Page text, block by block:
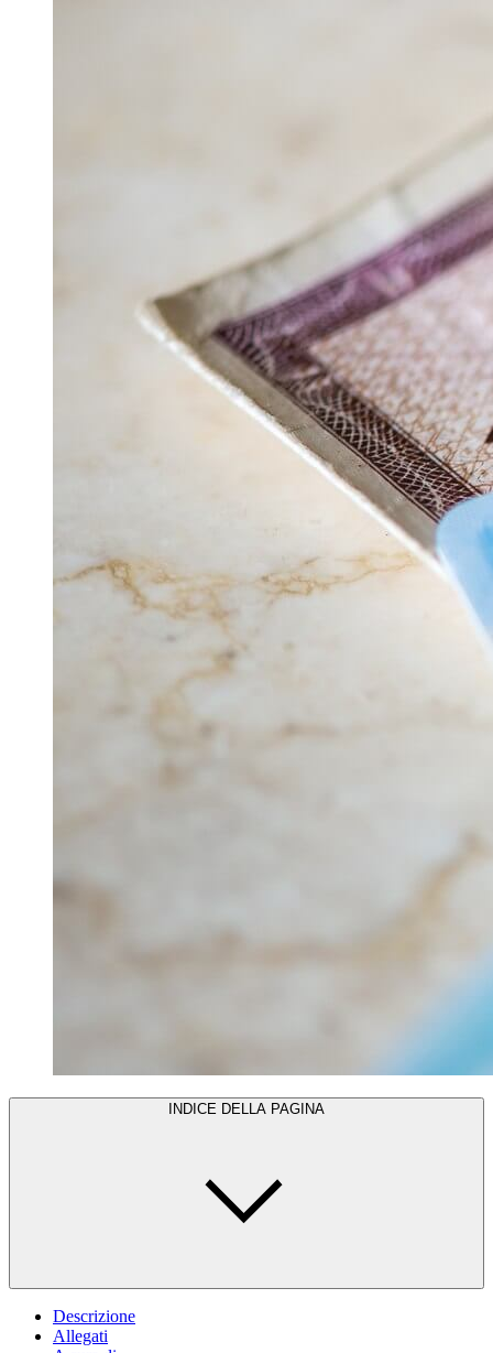
INDICE DELLA PAGINA
Descrizione
Allegati